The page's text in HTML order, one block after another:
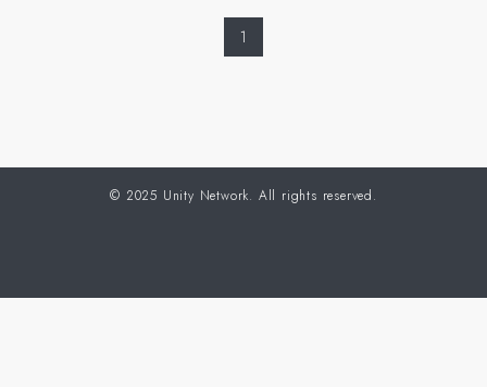
1
© 2025 Unity Network. All rights reserved.